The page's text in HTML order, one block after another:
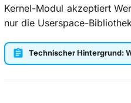
Kernel-Modul akzeptiert
nur die Userspace-
Technischer Hintergrund: